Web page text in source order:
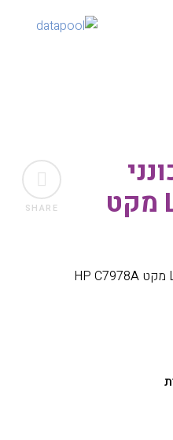
SHARE
גיבוי מסוג LTO מקט